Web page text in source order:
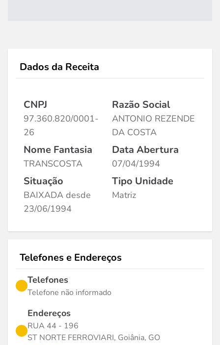
Dados da Receita
CNPJ
97.360.820/0001-
26
Razão Social
ANTONIO REZENDE
DA COSTA
Nome Fantasia
TRANSCOSTA
Data Abertura
07/04/1994
Situação
BAIXADA desde
23/06/1994
Tipo Unidade
Matriz
Telefones e Endereços
Telefones
Telefone não informado
Endereços
RUA 44 - 196
ST NORTE FERROVIARI, Goiânia, GO